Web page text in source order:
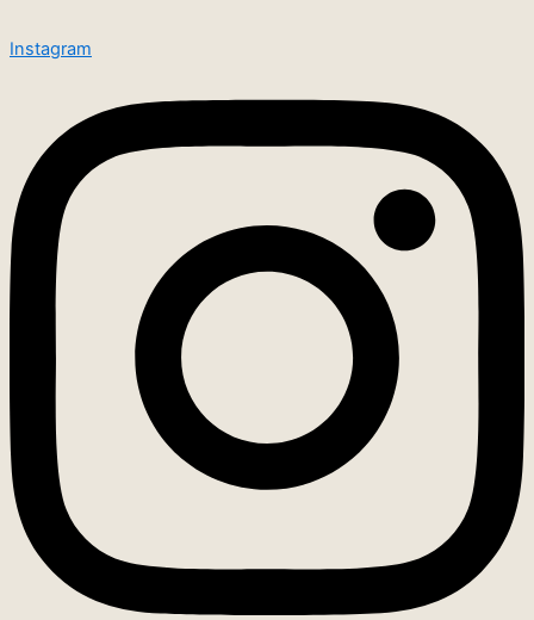
Instagram